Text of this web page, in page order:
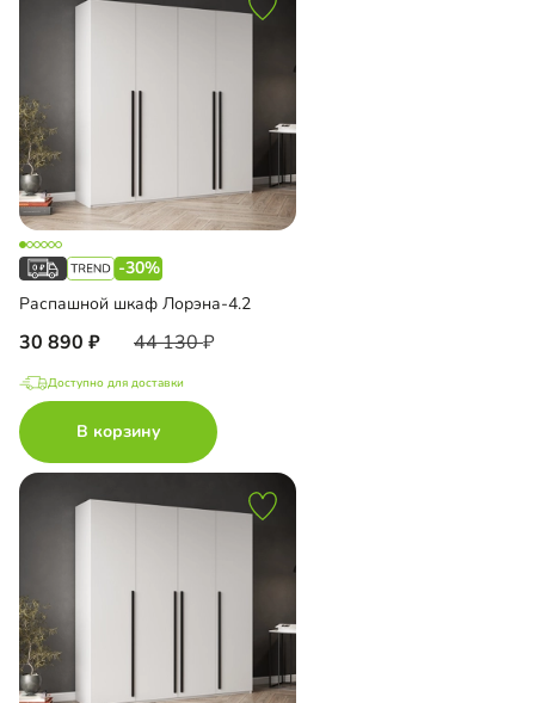
-30%
Распашной шкаф Лорэна-4.2
30 890 44 130
Доступно для доставки
В корзину